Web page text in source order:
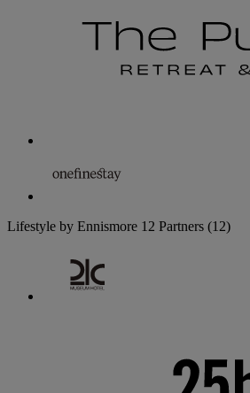
Lifestyle by Ennismore 12 Partners (12)